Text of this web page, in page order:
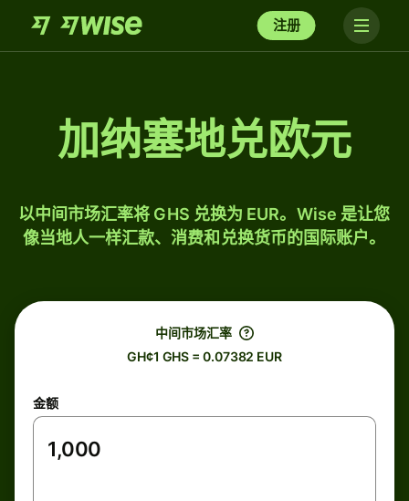
注册
加纳塞地兑欧元
以中间市场汇率将 GHS 兑换为 EUR。Wise 是让您
像当地人一样汇款、消费和兑换货币的国际账户。
中间市场汇率
GH¢1 GHS = 0.07382 EUR
金额